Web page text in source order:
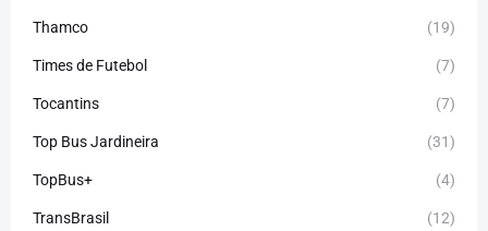
Thamco (19)
Times de Futebol (7)
Tocantins (7)
Top Bus Jardineira (31)
TopBus+ (4)
TransBrasil (12)